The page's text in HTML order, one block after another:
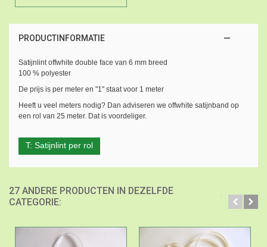
PRODUCTINFORMATIE
Satijnlint offwhite double face van 6 mm breed
100 % polyester
De prijs is per meter en "1" staat voor 1 meter
Heeft u veel meters nodig? Dan adviseren we offwhite satijnband op
een rol van 25 meter. Dat is voordeliger.
T: Satijnlint per rol
27 ANDERE PRODUCTEN IN DEZELFDE
CATEGORIE: